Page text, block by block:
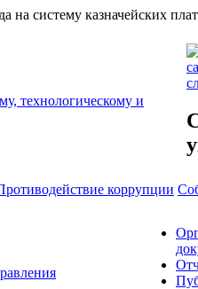
года на систему
коррупции